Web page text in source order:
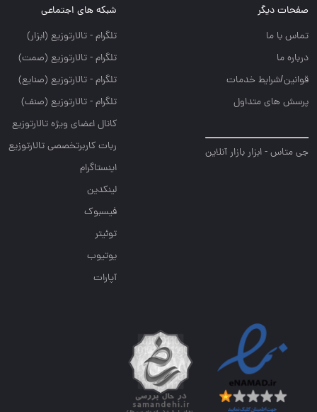
صفحات دیگر
تماس با ما
درباره ما
قوانین/شرایط خدمات
پرسش های متداول
جی متاس - ابزار بازار آنلاین
شبکه های اجتماعی
تلگرام - تالارتوزيع (ابزار)
تلگرام - تالارتوزيع (صمت)
تلگرام - تالارتوزيع (صنايع)
تلگرام - تالارتوزیع (صنف)
کانال اعضای ویژه تالارتوزیع
ربات کاربرتخصصی تالارتوزیع
اینستاگرام
لینکدین
فیسبوک
توئیتر
یوتیوب
آپارات